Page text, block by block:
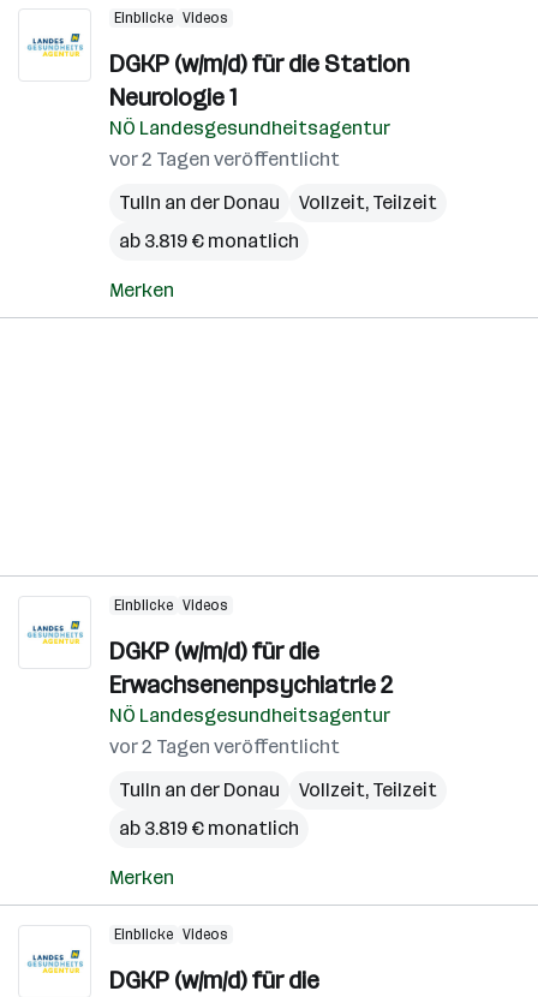
Einblicke Videos
DGKP (w/m/d) für die Station
Neurologie 1
NÖ Landesgesundheitsagentur
vor 2 Tagen veröffentlicht
Tulln an der Donau
Vollzeit, Teilzeit
ab 3.819 € monatlich
Merken
Einblicke Videos
DGKP (w/m/d) für die
Erwachsenenpsychiatrie 2
NÖ Landesgesundheitsagentur
vor 2 Tagen veröffentlicht
Tulln an der Donau
Vollzeit, Teilzeit
ab 3.819 € monatlich
Merken
Einblicke Videos
DGKP (w/m/d) für die